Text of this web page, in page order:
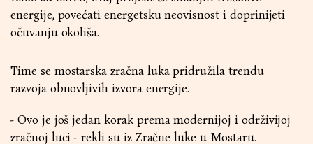
energije, povećati energetsku neovisnost i doprinijeti
očuvanju okoliša.
Time se mostarska zračna luka pridružila trendu
razvoja obnovljivih izvora energije.
- Ovo je još jedan korak prema modernijoj i održivijoj
zračnoj luci - rekli su iz Zračne luke u Mostaru.